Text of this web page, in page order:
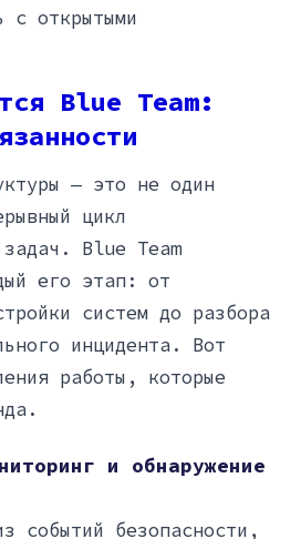
с открытыми
Blue Team:
— это не один
цикл
задач. Blue Team
его этап: от
систем до разбора
инцидента. Вот
работы, которые
и обнаружение
событий безопасности,